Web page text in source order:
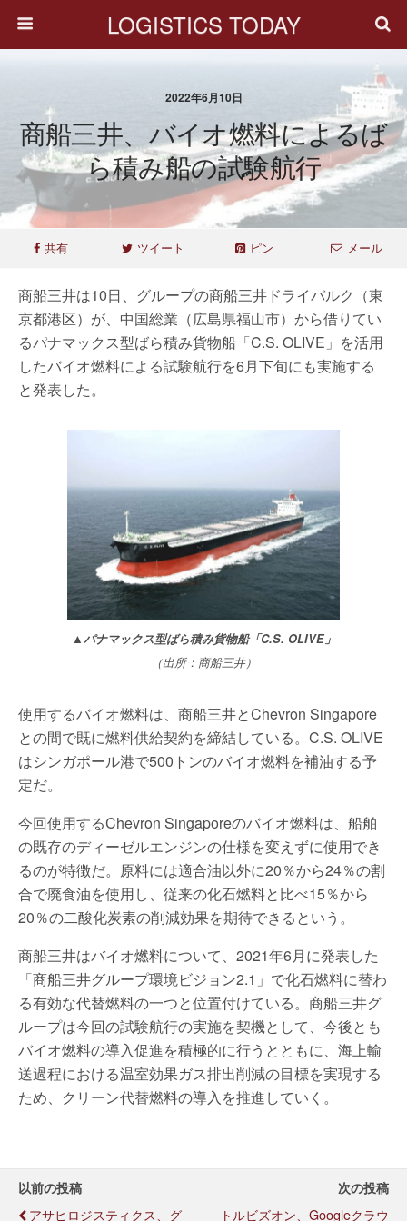
LOGISTICS TODAY
2022年6月10日
商船三井、バイオ燃料によるば
ら積み船の試験航行
共有 ツイート ピン メール
商船三井は10日、グループの商船三井ドライバルク（東
京都港区）が、中国総業（広島県福山市）から借りてい
るパナマックス型ばら積み貨物船「C.S. OLIVE」を活用
したバイオ燃料による試験航行を6月下旬にも実施する
と発表した。
▲パナマックス型ばら積み貨物船「C.S. OLIVE」
（出所：商船三井）
使用するバイオ燃料は、商船三井とChevron Singapore
との間で既に燃料供給契約を締結している。C.S. OLIVE
はシンガポール港で500トンのバイオ燃料を補油する予
定だ。
今回使用するChevron Singaporeのバイオ燃料は、船舶
の既存のディーゼルエンジンの仕様を変えずに使用でき
るのが特徴だ。原料には適合油以外に20％から24％の割
合で廃食油を使用し、従来の化石燃料と比べ15％から
20％の二酸化炭素の削減効果を期待できるという。
商船三井はバイオ燃料について、2021年6月に発表した
「商船三井グループ環境ビジョン2.1」で化石燃料に替わ
る有効な代替燃料の一つと位置付けている。商船三井グ
ループは今回の試験航行の実施を契機として、今後とも
バイオ燃料の導入促進を積極的に行うとともに、海上輸
送過程における温室効果ガス排出削減の目標を実現する
ため、クリーン代替燃料の導入を推進していく。
以前の投稿
アサヒロジスティクス、グ
次の投稿
トルビズオン、Googleクラウ